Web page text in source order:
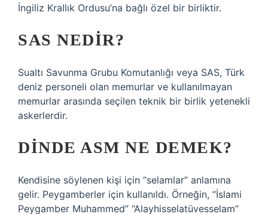
İngiliz Krallık Ordusu’na bağlı özel bir birliktir.
SAS NEDIR?
Sualtı Savunma Grubu Komutanlığı veya SAS, Türk
deniz personeli olan memurlar ve kullanılmayan
memurlar arasında seçilen teknik bir birlik yetenekli
askerlerdir.
DINDE ASM NE DEMEK?
Kendisine söylenen kişi için “selamlar” anlamına
gelir. Peygamberler için kullanıldı. Örneğin, “İslami
Peygamber Muhammed” “Alayhisselatüvesselam”